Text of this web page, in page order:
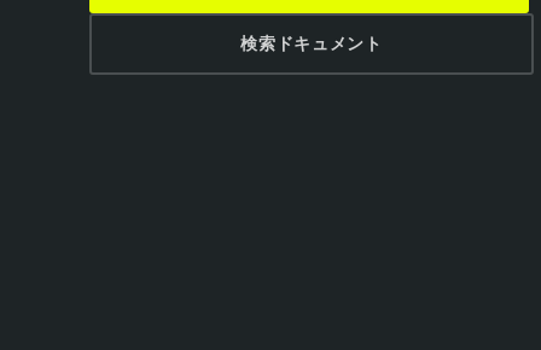
検索ドキュメント